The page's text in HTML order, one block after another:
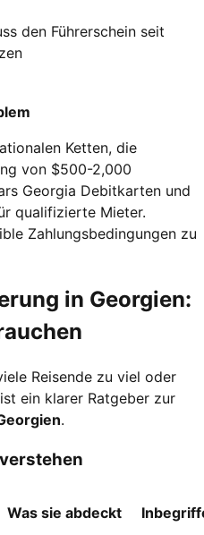
den Führerschein seit
Ketten, die
von $500-2,000
Georgia Debitkarten und
qualifizierte Mieter.
Zahlungsbedingungen zu
in Georgien:
Reisende zu viel oder
ein klarer Ratgeber zur
.
Was sie abdeckt